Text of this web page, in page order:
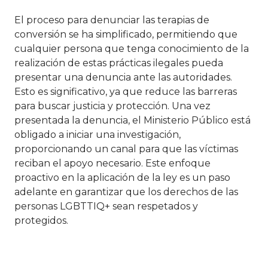
El proceso para denunciar las terapias de
conversión se ha simplificado, permitiendo que
cualquier persona que tenga conocimiento de la
realización de estas prácticas ilegales pueda
presentar una denuncia ante las autoridades.
Esto es significativo, ya que reduce las barreras
para buscar justicia y protección. Una vez
presentada la denuncia, el Ministerio Público está
obligado a iniciar una investigación,
proporcionando un canal para que las víctimas
reciban el apoyo necesario. Este enfoque
proactivo en la aplicación de la ley es un paso
adelante en garantizar que los derechos de las
personas LGBTTIQ+ sean respetados y
protegidos.